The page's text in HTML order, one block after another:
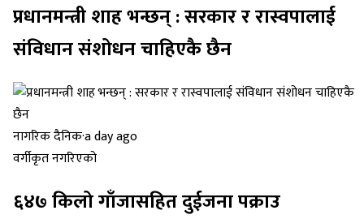
प्रधानमन्त्री शाह भन्छन् : सरकार र रास्वपालाई
संविधान संशोधन चाहिएकै छैन
नागरिक दैनिक·a day ago
वर्गीकृत नगरिएको
६४७ किलो गाँजासहित दुईजना पक्राउ